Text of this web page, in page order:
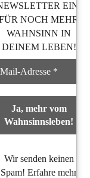
EIN,
NOCH MEHR
WAHNSINN IN
DEINEM LEBEN!
Wir senden keinen
Spam! Erfahre mehr